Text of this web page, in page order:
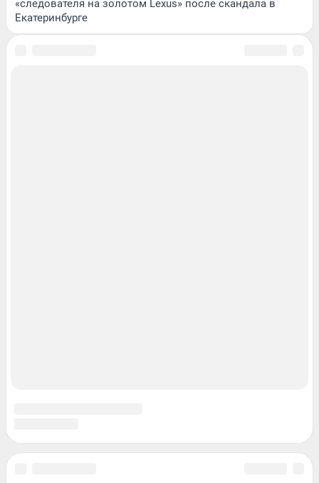
«следователя на золотом Lexus» после скандала в
Екатеринбурге